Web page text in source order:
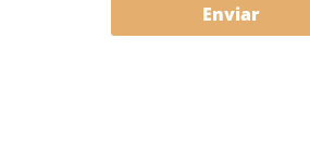
Enviar